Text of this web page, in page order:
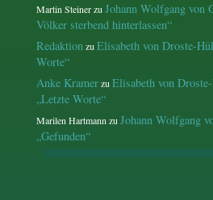
Martin SteinerzuJohann Wolfgang von
Völker sterbend hinterlassen“
RedaktionzuElisabeth von Droste-
Worte“
Anke KramerzuElisabeth von
„Letzte Worte“
Marilen HartmannzuJohann Wolfgang
„Gefunden“